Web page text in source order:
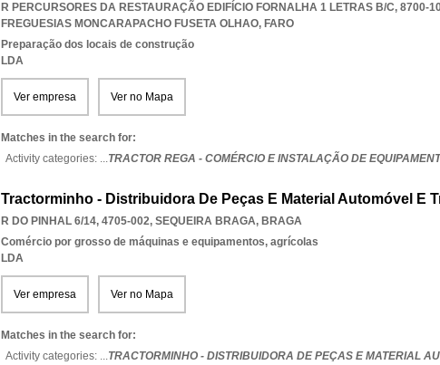
R PERCURSORES DA RESTAURAÇÃO EDIFÍCIO FORNALHA 1 LETRAS B/C, 8700-
FREGUESIAS MONCARAPACHO FUSETA OLHAO, FARO
Preparação dos locais de construção
LDA
Ver empresa Ver no Mapa
Matches in the search for:
Activity categories: ...TRACTOR REGA - COMÉRCIO E INSTALAÇÃO DE
Tractorminho - Distribuidora De Peças E Material Automóvel E
R DO PINHAL 6/14, 4705-002, SEQUEIRA BRAGA, BRAGA
Comércio por grosso de máquinas e equipamentos, agrícolas
LDA
Ver empresa Ver no Mapa
Matches in the search for:
Activity categories: ...TRACTORMINHO - DISTRIBUIDORA DE PEÇAS E MATERIAL